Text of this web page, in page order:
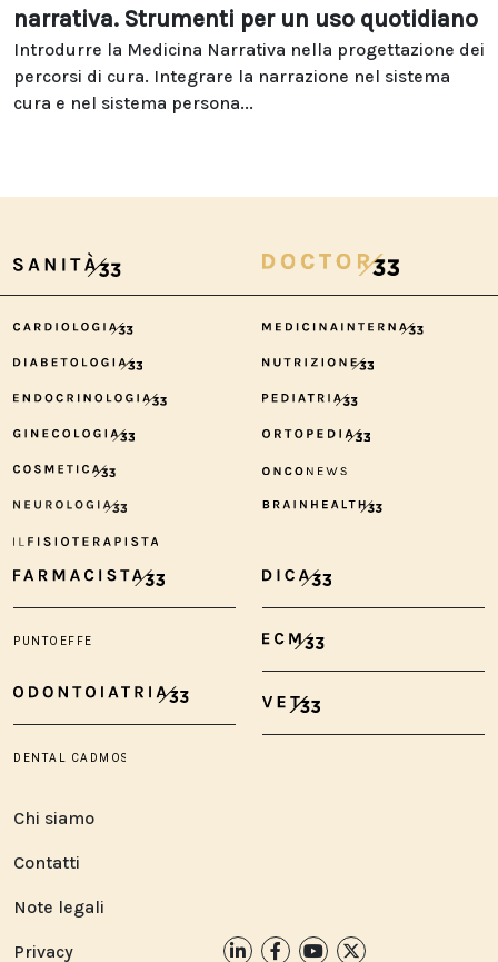
narrativa. Strumenti per un uso quotidiano
Introdurre la Medicina Narrativa nella progettazione dei
percorsi di cura. Integrare la narrazione nel sistema
cura e nel sistema persona...
Chi siamo
Contatti
Note legali
Privacy